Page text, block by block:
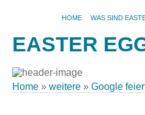
HOME WAS SIND
EASTER
Home » weitere » Google